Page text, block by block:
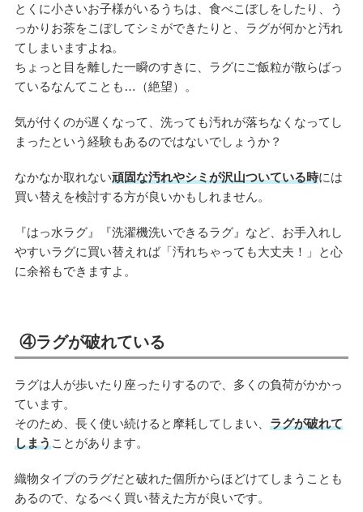
とくに小さいお子様がいるうちは、食べこぼしをしたり、う
っかりお茶をこぼしてシミができたりと、ラグが何かと汚れ
てしまいますよね。
ちょっと目を離した一瞬のすきに、ラグにご飯粒が散らばっ
ているなんてことも…（絶望）。
気が付くのが遅くなって、洗っても汚れが落ちなくなってし
まったという経験もあるのではないでしょうか？
なかなか取れない頑固な汚れやシミが沢山ついている時には
買い替えを検討する方が良いかもしれません。
『はっ水ラグ』『洗濯機洗いできるラグ』など、お手入れし
やすいラグに買い替えれば「汚れちゃっても大丈夫！」と心
に余裕もできますよ。
④ラグが破れている
ラグは人が歩いたり座ったりするので、多くの負荷がかかっ
ています。
そのため、長く使い続けると摩耗してしまい、 ラグが破れて
しまうことがあります。
織物タイプのラグだと破れた個所からほどけてしまうことも
あるので、なるべく買い替えた方が良いです。